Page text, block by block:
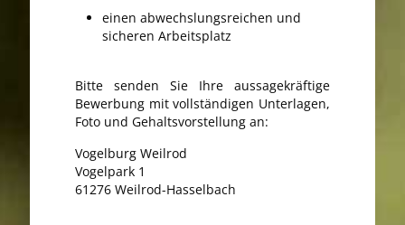
einen abwechslungsreichen und
sicheren Arbeitsplatz
Bitte senden Sie Ihre aussagekräftige
Bewerbung mit vollständigen Unterlagen,
Foto und Gehaltsvorstellung an:
Vogelburg Weilrod
Vogelpark 1
61276 Weilrod-Hasselbach